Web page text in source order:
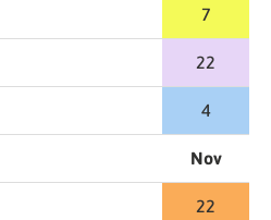
7
22
4
Nov
22